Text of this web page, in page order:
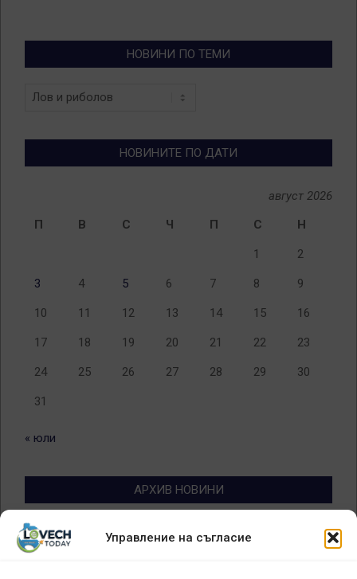
Управление на съгласие
НОВИНИ ПО ТЕМИ
Новини
НОВИНИТЕ ПО ДАТИ
август 2026
П
В С Ч П С Н
1 2
3 4 5 6 7 8 9
10 11 12 13 14 15 16
17 18 19 20 21 22 23
24 25 26 27 28 29 30
31
« юли
АРХИВ НОВИНИ
Архив
новини